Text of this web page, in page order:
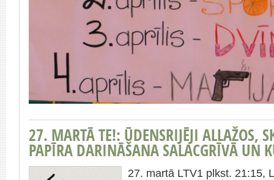
27. MARTĀ TE!: ŪDENSRIJĒJI ALLAŽOS,
PAPĪRA DARINĀŠANA SALACGRĪVĀ UN
27. martā LTV1 plkst. 21:15,